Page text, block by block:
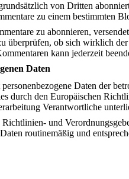
von Dritten
zu einem bestimmten
zu abonnieren,
überprüfen, ob sich wirklich
kann jederzeit
Daten
Daten der
durch den Europäischen
Verantwortliche
und
routinemäßig und